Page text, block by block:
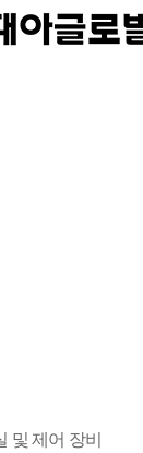
및 제어 장비